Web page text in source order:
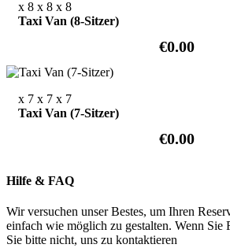
x 8 x 8 x 8
Taxi Van (8-Sitzer)
€0.00
x 7 x 7 x 7
Taxi Van (7-Sitzer)
€0.00
Hilfe & FAQ
Wir versuchen unser Bestes, um Ihren
einfach wie möglich zu gestalten. Wenn Sie
Sie bitte nicht, uns zu kontaktieren